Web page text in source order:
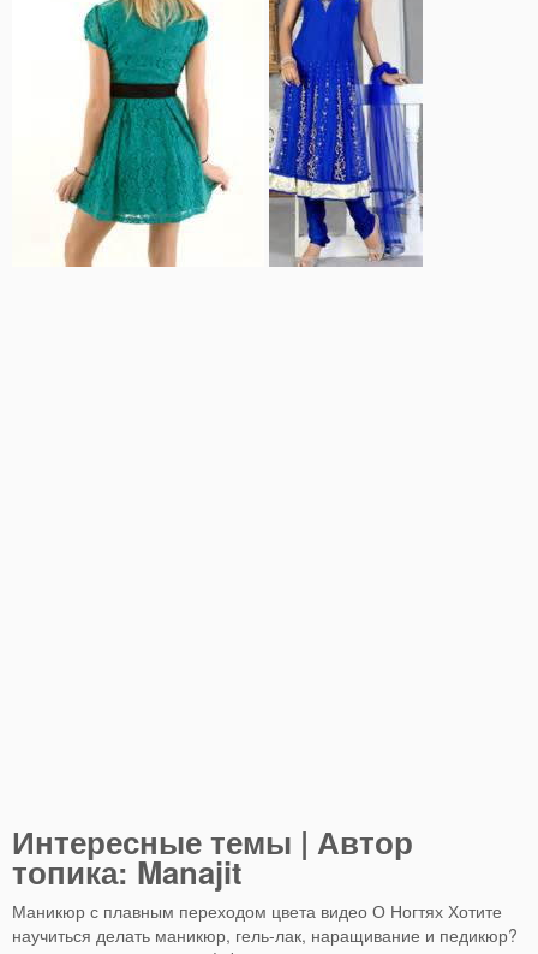
Интересные темы | Автор
топика: Manajit
Маникюр с плавным переходом цвета видео О Ногтях Хотите
научиться делать маникюр, гель-лак, наращивание и педикюр?